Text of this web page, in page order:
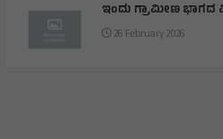
ಇಂದು ಗ್ರಾಮೀಣ ಭಾಗದ
26 February 2026